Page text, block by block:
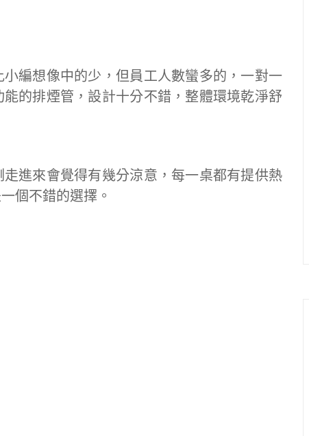
編想像中的少，但員工人數蠻多的，一對一
的排煙管，設計十分不錯，整體環境乾淨舒
進來會覺得有幾分涼意，每一桌都有提供熱
個不錯的選擇。